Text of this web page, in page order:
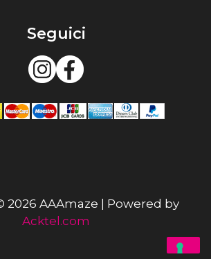
Seguici
2026 AAAmaze | Powered by
Acktel.com